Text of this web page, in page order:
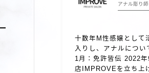
アナル彫り師
十数年M性感嬢として
入りし、アナルにつ
1月：免許皆伝 2022
店IMPROVEを立ち上